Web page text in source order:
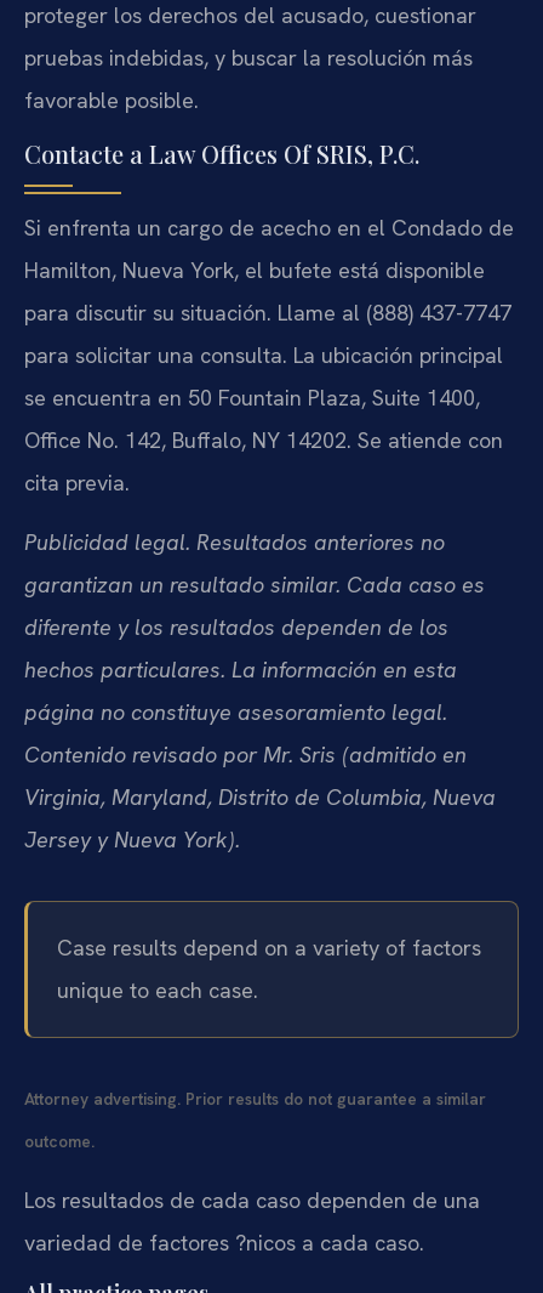
proteger los derechos del acusado, cuestionar
pruebas indebidas, y buscar la resolución más
favorable posible.
Contacte a Law Offices Of SRIS, P.C.
Si enfrenta un cargo de acecho en el Condado de
Hamilton, Nueva York, el bufete está disponible
para discutir su situación. Llame al (888) 437-7747
para solicitar una consulta. La ubicación principal
se encuentra en 50 Fountain Plaza, Suite 1400,
Office No. 142, Buffalo, NY 14202. Se atiende con
cita previa.
Publicidad legal. Resultados anteriores no
garantizan un resultado similar. Cada caso es
diferente y los resultados dependen de los
hechos particulares. La información en esta
página no constituye asesoramiento legal.
Contenido revisado por Mr. Sris (admitido en
Virginia, Maryland, Distrito de Columbia, Nueva
Jersey y Nueva York).
Case results depend on a variety of factors
unique to each case.
Attorney advertising. Prior results do not guarantee a similar
outcome.
Los resultados de cada caso dependen de una
variedad de factores ?nicos a cada caso.